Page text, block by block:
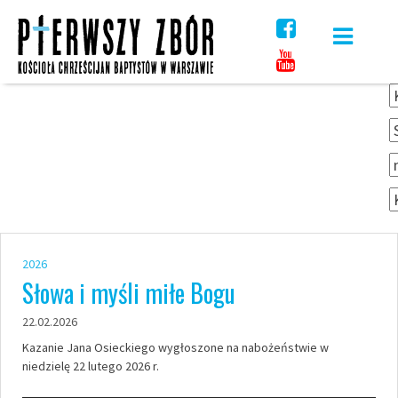
content
2026
Słowa i myśli miłe Bogu
22.02.2026
Kazanie Jana Osieckiego wygłoszone na nabożeństwie w
niedzielę 22 lutego 2026 r.